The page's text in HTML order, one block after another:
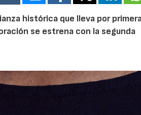
histórica que lleva por
se estrena con la segunda